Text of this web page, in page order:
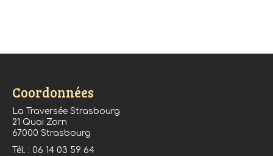
Coordonnées
La Traversée Strasbourg
21 Quai Zorn
67000 Strasbourg
Tél. : 06 14 03 59 64